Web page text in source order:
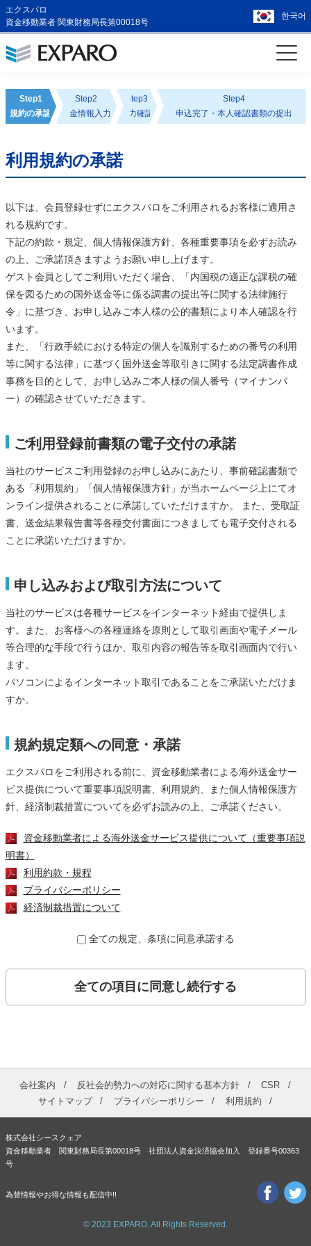
エクスパロ
資金移動業者 関東財務局長第00018号
한국어
Step1
規約の承認
Step2
送金情報入力
Step3
入力確認
Step4
申込完了・本人確認書類の提出
利用規約の承諾
以下は、会員登録せずにエクスパロをご利用されるお客様に適用さ
れる規約です。
下記の約款・規定、個人情報保護方針、各種重要事項を必ずお読み
の上、ご承諾頂きますようお願い申し上げます。
ゲスト会員としてご利用いただく場合、「内国税の適正な課税の確
保を図るための国外送金等に係る調書の提出等に関する法律施行
令」に基づき、お申し込みご本人様の公的書類により本人確認を行
います。
また、「行政手続における特定の個人を識別するための番号の利用
等に関する法律」に基づく国外送金等取引きに関する法定調書作成
事務を目的として、お申し込みご本人様の個人番号（マイナンバ
ー）の確認させていただきます。
ご利用登録前書類の電子交付の承諾
当社のサービスご利用登録のお申し込みにあたり、事前確認書類で
ある「利用規約」「個人情報保護方針」が当ホームページ上にてオ
ンライン提供されることに承諾していただけますか。 また、受取証
書、送金結果報告書等各種交付書面につきましても電子交付される
ことに承諾いただけますか。
申し込みおよび取引方法について
当社のサービスは各種サービスをインターネット経由で提供しま
す。また、お客様への各種連絡を原則として取引画面や電子メール
等合理的な手段で行うほか、取引内容の報告等を取引画面内で行い
ます。
パソコンによるインターネット取引であることをご承諾いただけま
すか。
規約規定類への同意・承諾
エクスパロをご利用される前に、資金移動業者による海外送金サー
ビス提供について重要事項説明書、利用規約、また個人情報保護方
針、経済制裁措置についてを必ずお読みの上、ご承諾ください。
資金移動業者による海外送金サービス提供について（重要事項説
明書）
利用約款・規程
プライバシーポリシー
経済制裁措置について
全ての規定、条項に同意承諾する
全ての項目に同意し続行する
会社案内 反社会的勢力への対応に関する基本方針
CSR
サイトマップ
プライバシーポリシー 利用規約
株式会社シースクェア
資金移動業者 関東財務局長第00018号 社団法人資金決済協会加入 登録番号00363
号
為替情報やお得な情報も配信中!!
© 2023 EXPARO. All Rights Reserved.